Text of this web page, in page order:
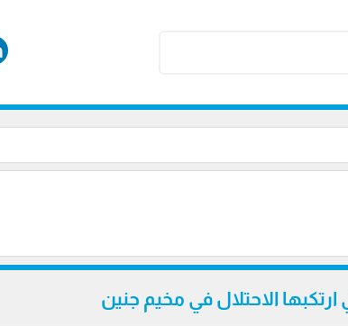
ارتكبها الاحتلال في مخيم جنين